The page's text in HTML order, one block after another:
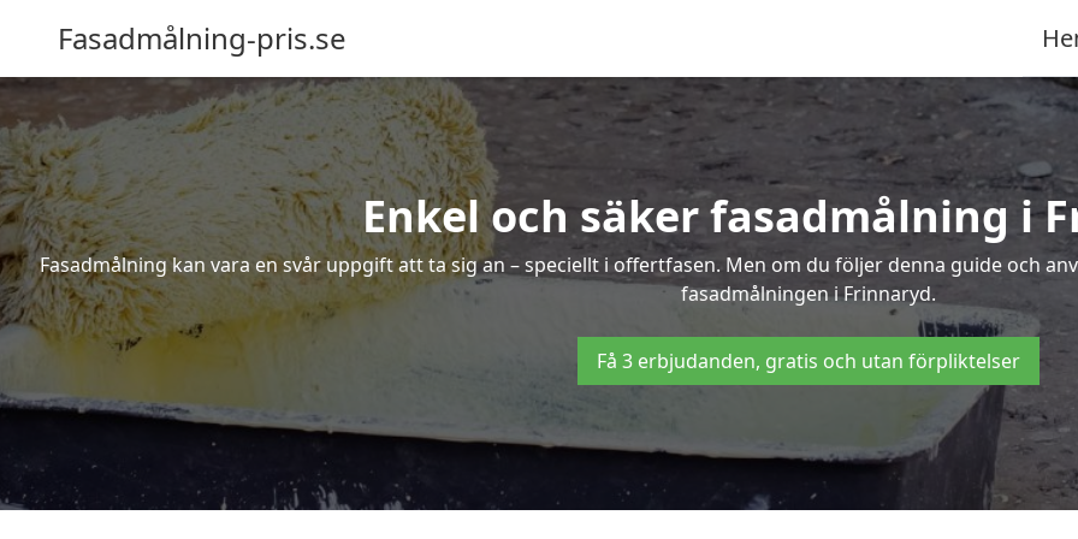
Fasadmålning-pris.se
Enkel och säker fasadmålning i
Fasadmålning kan vara en svår uppgift att ta sig an – speciellt i offertfasen. Men om du följer denna guide och
fasadmålningen i Frinnaryd.
Få 3 erbjudanden, gratis och utan förpliktelser